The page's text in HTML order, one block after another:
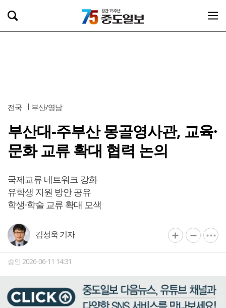
전국 부산/영남
부산대-주부산 몽골영사관, 교육·
문화 교류 확대 협력 논의
국제교류 네트워크 강화
유학생 지원 방안 공유
학생·학술 교류 확대 모색
김성욱 기자
승인 2026-06-11 14:31